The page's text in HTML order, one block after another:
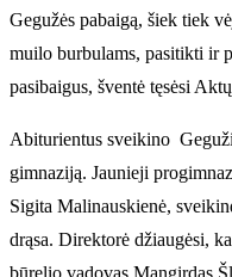
Gegužės pabaigą, šiek tiek
muilo burbulams, pasitikti ir
pasibaigus, šventė tęsėsi
Abiturientus sveikino
gimnaziją. Jaunieji
Sigita Malinauskienė,
drąsa. Direktorė džiaugėsi,
būrelio vadovas Mangirdas